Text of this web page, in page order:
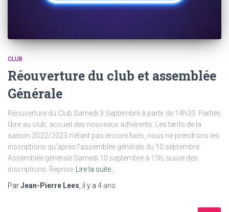
CLUB
Réouverture du club et assemblée
Générale
Réouverture du Club Samedi 3 Septembre à partir de 14h30. Parties
libre au club, accueil des nouveaux adhérents. Les tarifs de la
saison 2022/2023 n’étant pas encore fixés, nous ne prendrons les
inscriptions qu’après l’assemblée générale du 10 septembre.
Assemblée générale Samedi 10 septembre à 15h, suivie des
inscriptions. Reprise
Lire la suite…
ParJean-Pierre Lees , il y a 4 ans